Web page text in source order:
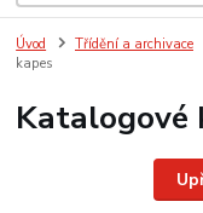
Úvod Třídění a archivace
kapes
Katalogové